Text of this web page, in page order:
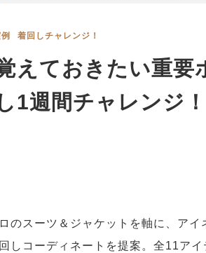
着回しチャレンジ！
えておきたい重要
1週間チャレンジ
のスーツ＆ジャケットを軸に、アイ
しコーディネートを提案。全11アイ